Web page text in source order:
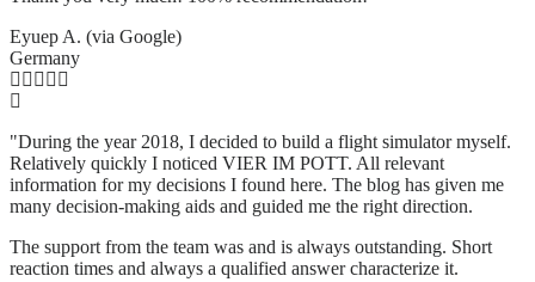
Eyuep A. (via Google)
Germany
"During the year 2018, I decided to build a flight simulator myself.
Relatively quickly I noticed VIER IM POTT. All relevant
information for my decisions I found here. The blog has given me
many decision-making aids and guided me the right direction.
The support from the team was and is always outstanding. Short
reaction times and always a qualified answer characterize it.